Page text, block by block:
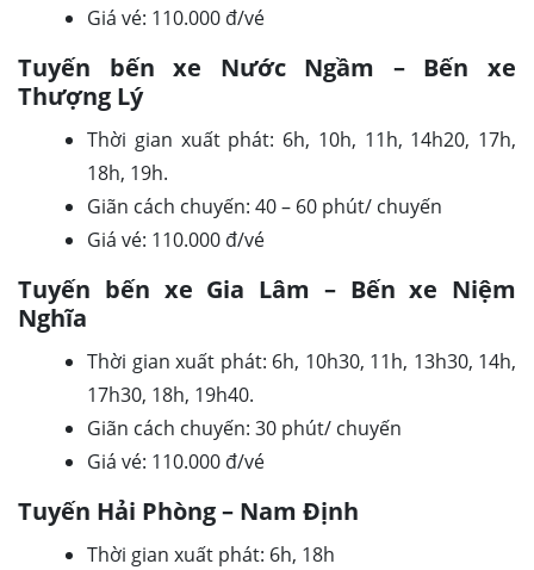
Giá vé: 110.000 đ/vé
Tuyến bến xe Nước Ngầm – Bến xe
Thượng Lý
Thời gian xuất phát: 6h, 10h, 11h, 14h20, 17h,
18h, 19h.
Giãn cách chuyến: 40 – 60 phút/ chuyến
Giá vé: 110.000 đ/vé
Tuyến bến xe Gia Lâm – Bến xe Niệm
Nghĩa
Thời gian xuất phát: 6h, 10h30, 11h, 13h30, 14h,
17h30, 18h, 19h40.
Giãn cách chuyến: 30 phút/ chuyến
Giá vé: 110.000 đ/vé
Tuyến Hải Phòng – Nam Định
Thời gian xuất phát: 6h, 18h